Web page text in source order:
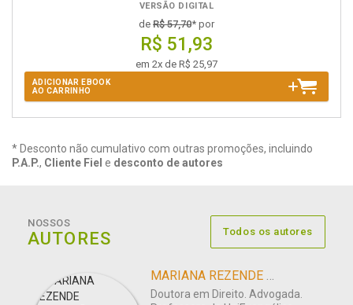
VERSÃO DIGITAL
de R$ 57,70* por
R$ 51,93
em 2x de R$ 25,97
ADICIONAR EBOOK
AO CARRINHO
* Desconto não cumulativo com outras promoções, incluindo
P.A.P., Cliente Fiel e desconto de autores
NOSSOS
AUTORES Todos os autores
MARIANA REZENDE MARANHÃO DA COSTA
Doutora em Direito. Advogada.